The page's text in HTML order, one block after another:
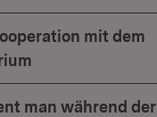
mit dem
man während der